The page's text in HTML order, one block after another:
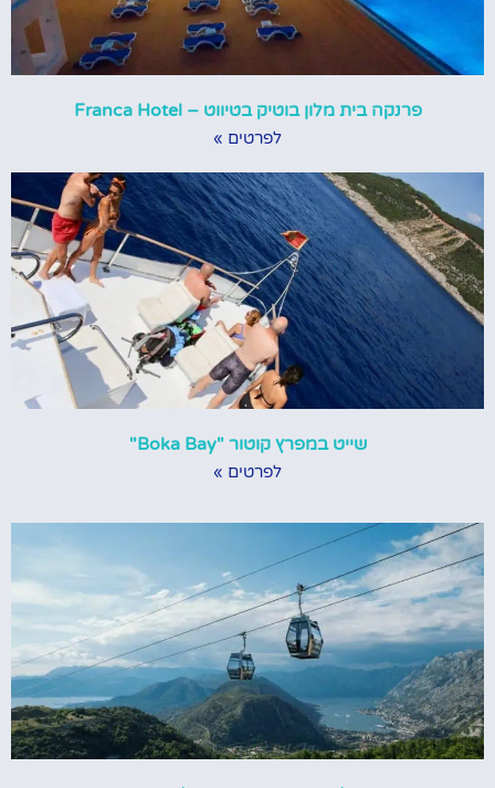
פרנקה בית מלון בוטיק בטיווט – Franca Hotel
לפרטים »
שייט במפרץ קוטור "Boka Bay"
לפרטים »